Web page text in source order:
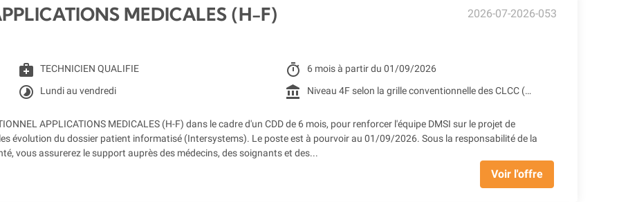
MEDICALES (H-F) 2026-07-2026-053
medical_services TECHNICIEN QUALIFIE timer 6 mois à partir du 01/09/2026
timelapse Lundi au vendredi account_balance Niveau 4F selon la grille conventionnelle des CLCC (2401.75€ Brut) + Prime SEGUR 1 + Reprise ancienneté
APPLICATIONS MEDICALES (H-F) dans le cadre d'un CDD de 6 mois, pour renforcer l'équipe DMSI sur le projet de
évolution du dossier patient informatisé (Intersystems). Le poste est à pourvoir au 01/09/2026. Sous la responsabilité de la
vous assurerez le support auprès des médecins, des soignants et des...
Voir l'offre